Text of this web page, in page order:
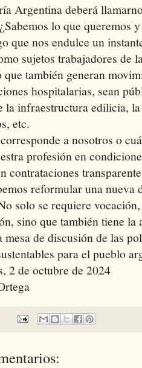
Argentina deberá
lo que queremos
que nos endulce un
sujetos trabajadores de
también generan
hospitalarias, sean
la infraestructura edilicia,
etc.
a nosotros o
profesión en
contrataciones
reformular una nueva
solo se requiere
sino que también tiene
de discusión de las
para el pueblo
2 de octubre de 2024